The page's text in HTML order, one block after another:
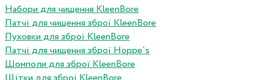
Набори для чищення KleenBore
Патчі для чищення зброї KleenBore
Пуховки для зброї KleenBore
Патчі для чищення зброї Hoppe`s
Шомполи для зброї KleenBore